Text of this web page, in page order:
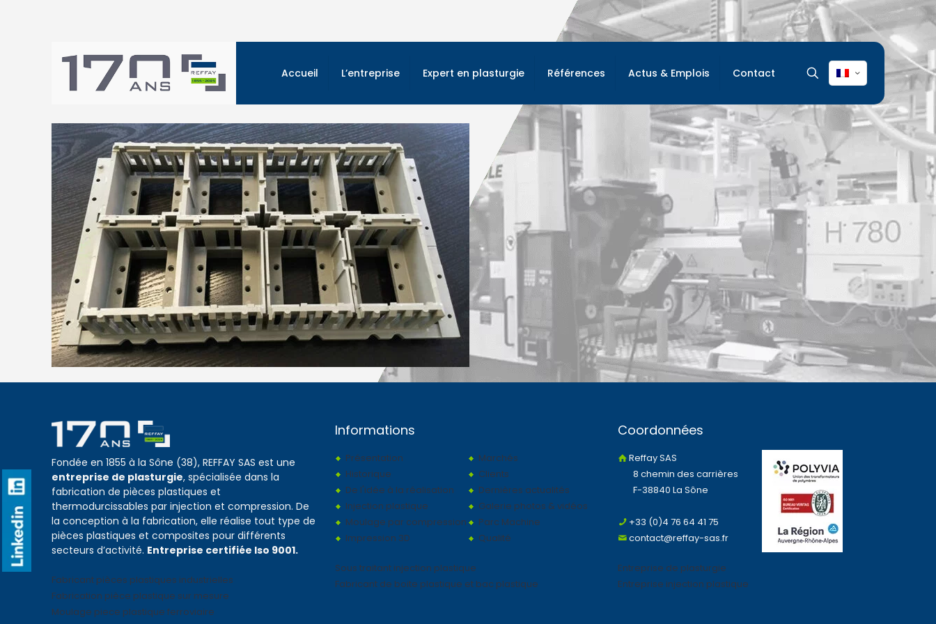
Accueil L’entreprise Expert en plasturgie Références Actus & Emplois Contact
Fondée en 1855 à la Sône (38), REFFAY SAS est une
entreprise de plasturgie, spécialisée dans la
fabrication de pièces plastiques et
thermodurcissables par injection et compression. De
la conception à la fabrication, elle réalise tout type de
pièces plastiques et composites pour différents
secteurs d’activité. Entreprise certifiée Iso 9001.
Fabricant pièces plastiques industrielles
Fabrication pièce plastique sur mesure
Moulage piece plastique ferroviaire
Informations
Présentation
Historique
De l'idée à la réalisation
Injection plastique
Moulage par compression
Impression 3D
Marchés
Clients
Dernières actualités
Galerie photos & vidéos
Parc Machine
Qualité
Sous traitant injection plastique
Fabricant de boite plastique et bac plastique
Coordonnées
Reffay SAS
8 chemin des carrières
F-38840 La Sône
+33 (0)4 76 64 41 75
contact@reffay-sas.fr
Entreprise de plasturgie
Entreprise injection plastique